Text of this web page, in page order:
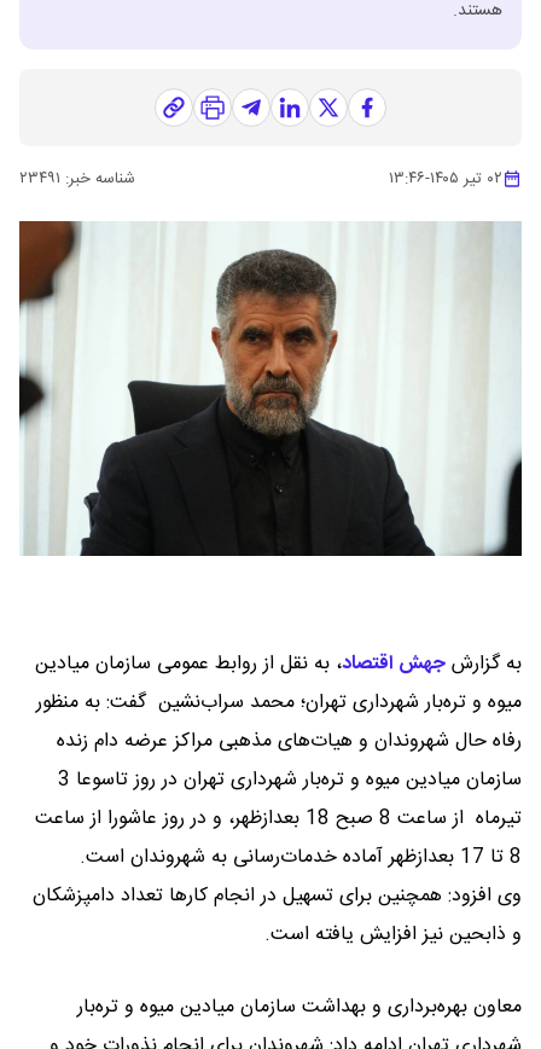
هستند.
۰۲ تیر ۱۴۰۵ -۱۳:۴۶ شناسه خبر: ۲۳۴۹۱
به گزارشجهش اقتصاد، به نقل از روابط عمومی سازمان میادین
میوه و تره‌بار شهرداری تهران؛ محمد سراب‌نشین گفت: به منظور
رفاه حال شهروندان و هیات‌های مذهبی مراکز عرضه دام زنده
سازمان میادین میوه و تره‌بار شهرداری تهران در روز تاسوعا 3
تیرماه از ساعت 8 صبح 18 بعدازظهر، و در روز عاشورا از ساعت
8 تا 17 بعدازظهر آماده خدمات‌رسانی به شهروندان است.
وی افزود: همچنین برای تسهیل در انجام کارها تعداد دامپزشکان
و ذابحین نیز افزایش یافته است.
معاون بهره‌برداری و بهداشت سازمان میادین میوه و تره‌بار